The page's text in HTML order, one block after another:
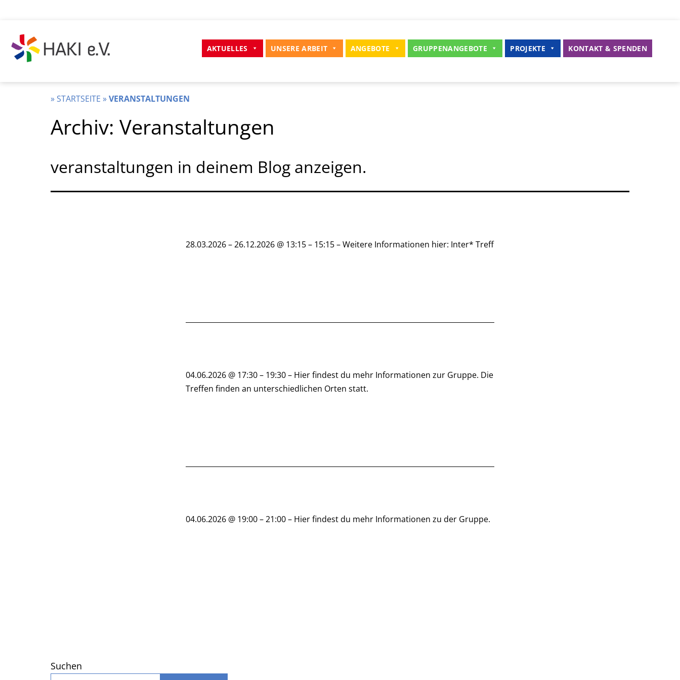
Inhalt
springen
e.v.
AKTUELLES UNSERE ARBEIT ANGEBOTE GRUPPENANGEBOTE PROJEKTE KONTAKT & SPENDEN
»STARTSEITE »VERANSTALTUNGEN
Archiv: Veranstaltungen
veranstaltungen in deinem Blog anzeigen.
28.03.2026 – 26.12.2026 @ 13:15 – 15:15 – Weitere Informationen hier: Inter* Treff
04.06.2026 @ 17:30 – 19:30 – Hier findest du mehr Informationen zur Gruppe. Die
Treffen finden an unterschiedlichen Orten statt.
04.06.2026 @ 19:00 – 21:00 – Hier findest du mehr Informationen zu der Gruppe.
Suchen